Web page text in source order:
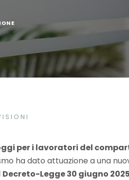
per i lavoratori del
ha dato attuazione a una
Decreto-Legge 30 giugno